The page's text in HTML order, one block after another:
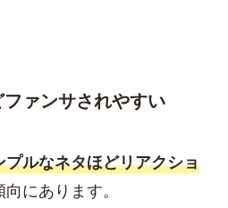
ァンサされやすい
プルなネタほどリアクショ
向にあります。